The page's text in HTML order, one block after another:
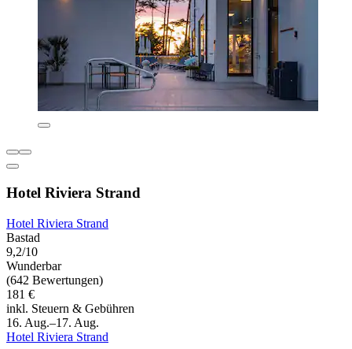
Hotel Riviera Strand
Hotel Riviera Strand
Bastad
9,2/10
Wunderbar
(642 Bewertungen)
181 €
inkl. Steuern & Gebühren
16. Aug.–17. Aug.
Hotel Riviera Strand